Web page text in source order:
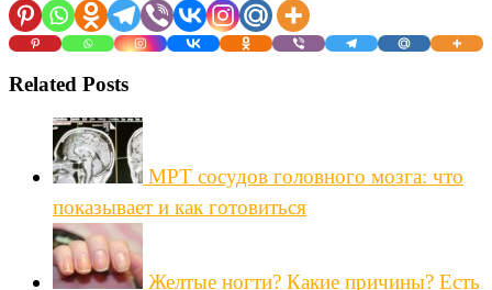
Related Posts
МРТ сосудов головного мозга: что
показывает и как готовиться
Желтые ногти? Какие причины? Есть